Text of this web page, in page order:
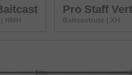
HMH
Pro Staff
Baitcastrute | XH